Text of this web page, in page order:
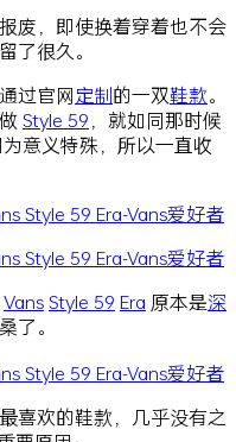
废，即使换着穿着也不会
了很久。
过官网定制的一双鞋款。
Style 59 ，就如同那时候
意义特殊，所以一直收
VansStyle 59 Era 原本是深
了。
喜欢的鞋款，几乎没有之